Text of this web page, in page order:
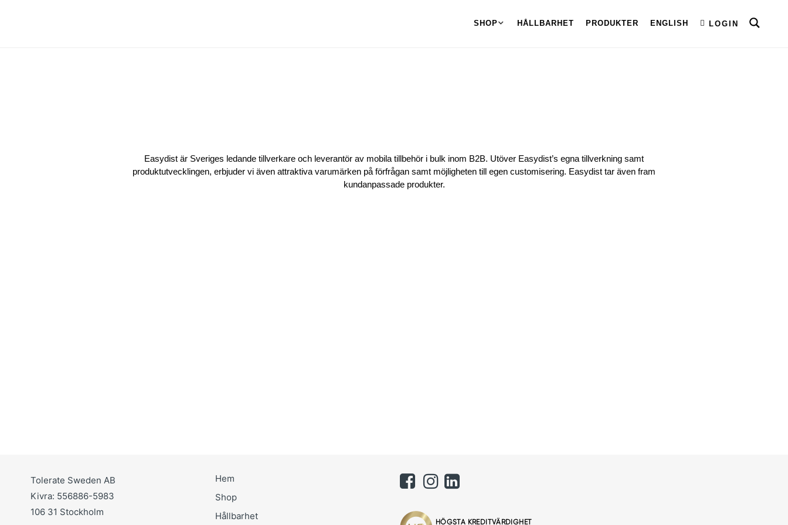
LOGIN
SHOP HÅLLBARHET PRODUKTER ENGLISH
Easydist är Sveriges ledande tillverkare och leverantör av mobila tillbehör i bulk inom B2B. Utöver Easydist’s egna tillverkning samt
produktutvecklingen, erbjuder vi även attraktiva varumärken på förfrågan samt möjligheten till egen customisering. Easydist tar även fram
kundanpassade produkter.
Tolerate Sweden AB
Kivra: 556886-5983
106 31 Stockholm
Hem
Shop
Hållbarhet